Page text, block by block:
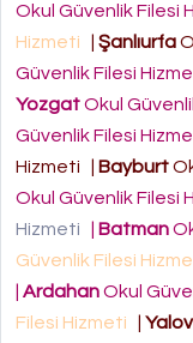
Okul Güvenlik Filesi
Hizmeti
Şanlıurfa
Güvenlik Filesi
YozgatOkul
Güvenlik Filesi
Hizmeti
Bayburt
Okul Güvenlik Filesi
Hizmeti
Batman
Güvenlik Filesi
ArdahanOkul
Filesi Hizmeti